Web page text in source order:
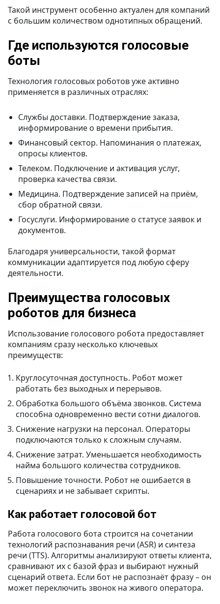
Такой инструмент особенно актуален для компаний
с большим количеством однотипных обращений.
Где используются голосовые
боты
Технология голосовых роботов уже активно
применяется в различных отраслях:
Службы доставки. Подтверждение заказа,
информирование о времени прибытия.
Финансовый сектор. Напоминания о платежах,
опросы клиентов.
Телеком. Подключение и активация услуг,
проверка качества связи.
Медицина. Подтверждение записей на приём,
сбор обратной связи.
Госуслуги. Информирование о статусе заявок и
документов.
Благодаря универсальности, такой формат
коммуникации адаптируется под любую сферу
деятельности.
Преимущества голосовых
роботов для бизнеса
Использование голосового робота предоставляет
компаниям сразу несколько ключевых
преимуществ:
Круглосуточная доступность. Робот может
работать без выходных и перерывов.
Обработка большого объёма звонков. Система
способна одновременно вести сотни диалогов.
Снижение нагрузки на персонал. Операторы
подключаются только к сложным случаям.
Снижение затрат. Уменьшается необходимость
найма большого количества сотрудников.
Повышение точности. Робот не ошибается в
сценариях и не забывает скрипты.
Как работает голосовой бот
Работа голосового бота строится на сочетании
технологий распознавания речи (ASR) и синтеза
речи (TTS). Алгоритмы анализируют ответы клиента,
сравнивают их с базой фраз и выбирают нужный
сценарий ответа. Если бот не распознаёт фразу – он
может переключить звонок на живого оператора.